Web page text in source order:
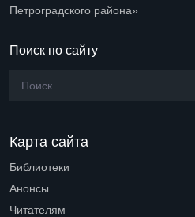
Петроградского района»
Поиск по сайту
Карта сайта
Библиотеки
Анонсы
Читателям